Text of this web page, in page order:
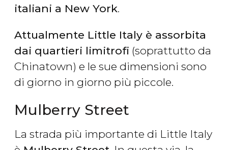
italiani a New York.
Attualmente Little Italy è assorbita
dai quartieri limitrofi (soprattutto da
Chinatown) e le sue dimensioni sono
di giorno in giorno più piccole.
Mulberry Street
La strada più importante di Little Italy